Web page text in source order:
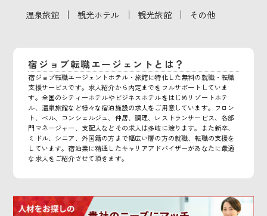
温泉旅館 ｜ 観光ホテル ｜ 観光旅館 ｜ その他
宿ジョブ転職エージェントとは？
宿ジョブ転職エージェントホテル・旅館に特化した無料の就職・転職
支援サービスです。求人紹介から内定までをフルサポートしていま
す。全国のシティーホテルやビジネスホテルをはじめリゾートホテ
ル、温泉旅館など様々な宿泊施設の求人をご用意しています。フロン
ト、ベル、コンシェルジュ、仲居、調理、レストランサービス、各部
門マネージャー、支配人などその求人は多岐に渡ります。また新卒、
ミドル、シニア、外国籍の方まで幅広い層の方の就職、転職の支援を
しています。宿泊業に精通したキャリアアドバイザーがあなたに最適
な求人をご紹介させて頂きます。